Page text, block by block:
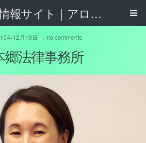
ハワイ情報サイト｜アロハタウンネット
年12月19日 ↔ no comments
郷法律事務所